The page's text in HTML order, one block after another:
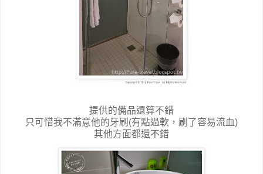
提供的備品還算不錯
只可惜我不滿意他的牙刷(有點過軟，刷了容易流血)
其他方面都還不錯